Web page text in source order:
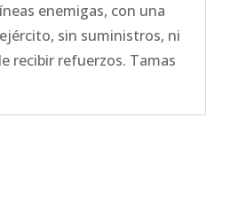
enemigas, con una
sin suministros, ni
recibir refuerzos. Tamas